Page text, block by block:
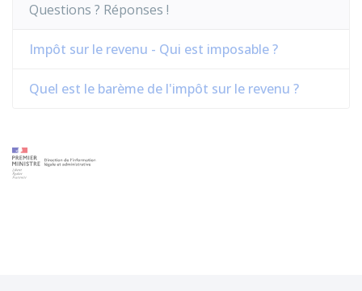
Questions ? Réponses !
Impôt sur le revenu - Qui est imposable ?
Quel est le barème de l'impôt sur le revenu ?